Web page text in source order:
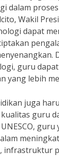
dalam
Wakil
dapat
guru
yang lebih
juga
guru
infrastruktur